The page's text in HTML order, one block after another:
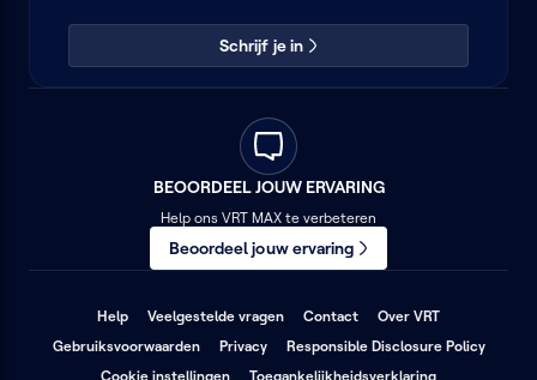
Schrijf je in
BEOORDEEL JOUW ERVARING
Help ons VRT MAX te verbeteren
Beoordeel jouw ervaring
Help Veelgestelde vragen (opent
een
Contact (opent
een
Over VRT
een
Gebruiksvoorwaarden (opent
Privacy(opentResponsible Disclosure Policy(opent
Cookie instellingen Toegankelijkheidsverklaring